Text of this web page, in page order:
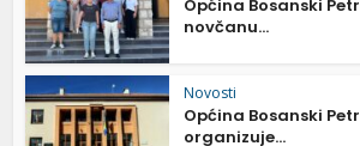
Općina Bosanski
novčanu...
Novosti
Općina Bosanski
organizuje...